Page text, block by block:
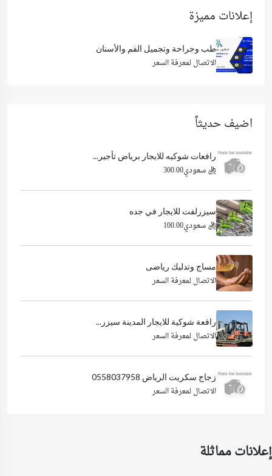
إعلانات مميزة
طب وجراحة وتجميل الفم والأسنان
الاتصال لمعرفة السعر
اضيف حديثاً
رافعات شوكيه للايجار برياض تأجير...
ريال سعودي300.00
سيزرلفت للايجار في جده
ريال سعودي100.00
مساج وتدليك رياضى
الاتصال لمعرفة السعر
رافعة شوكية للايجار المدينة سيزر...
الاتصال لمعرفة السعر
زجاج سكريت الرياض 0558037958
الاتصال لمعرفة السعر
إعلانات مماثلة